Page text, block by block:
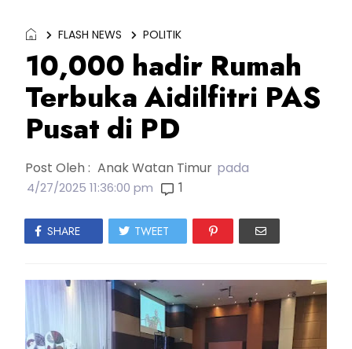
FLASH NEWS POLITIK
10,000 hadir Rumah
Terbuka Aidilfitri PAS
Pusat di PD
Post Oleh : Anak Watan Timur pada
4/27/2025 11:36:00 pm 1
SHARE TWEET